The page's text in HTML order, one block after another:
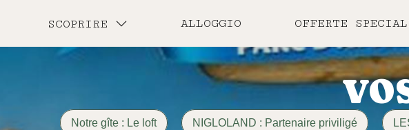
SCOPRIRE ALLOGGIO OFFERTE
Notre gîte : Le loft NIGLOLAND : Partenaire priviligé